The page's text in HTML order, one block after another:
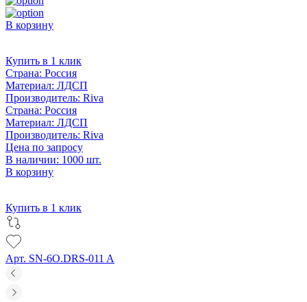
В корзину
Купить в 1 клик
Страна: Россия
Материал: ЛДСП
Производитель: Riva
Страна: Россия
Материал: ЛДСП
Производитель: Riva
Цена по запросу
В наличии: 1000 шт.
В корзину
Купить в 1 клик
Арт. SN-6O.DRS-011 A